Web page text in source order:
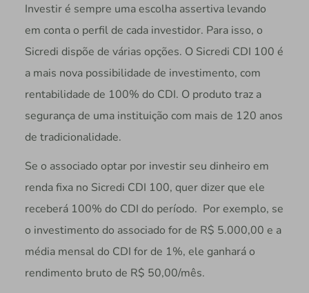
Investir é sempre uma escolha assertiva levando
em conta o perfil de cada investidor. Para isso, o
Sicredi dispõe de várias opções. O Sicredi CDI 100 é
a mais nova possibilidade de investimento, com
rentabilidade de 100% do CDI. O produto traz a
segurança de uma instituição com mais de 120 anos
de tradicionalidade.
Se o associado optar por investir seu dinheiro em
renda fixa no Sicredi CDI 100, quer dizer que ele
receberá 100% do CDI do período. Por exemplo, se
o investimento do associado for de R$ 5.000,00 e a
média mensal do CDI for de 1%, ele ganhará o
rendimento bruto de R$ 50,00/mês.